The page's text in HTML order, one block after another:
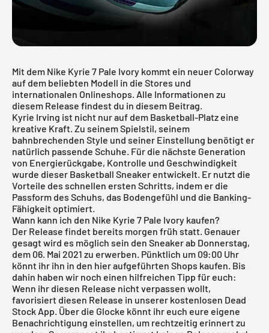
Mit dem Nike Kyrie 7 Pale Ivory kommt ein neuer Colorway
auf dem beliebten Modell in die Stores und
internationalen Onlineshops. Alle Informationen zu
diesem Release findest du in diesem Beitrag.
Kyrie Irving ist nicht nur auf dem Basketball-Platz eine
kreative Kraft. Zu seinem Spielstil, seinem
bahnbrechenden Style und seiner Einstellung benötigt er
natürlich passende Schuhe. Für die nächste Generation
von Energierückgabe, Kontrolle und Geschwindigkeit
wurde dieser Basketball Sneaker entwickelt. Er nutzt die
Vorteile des schnellen ersten Schritts, indem er die
Passform des Schuhs, das Bodengefühl und die Banking-
Fähigkeit optimiert.
Wann kann ich den Nike Kyrie 7 Pale Ivory kaufen?
Der Release findet bereits morgen früh statt. Genauer
gesagt wird es möglich sein den Sneaker ab Donnerstag,
dem 06. Mai 2021 zu erwerben. Pünktlich um 09:00 Uhr
könnt ihr ihn in den hier aufgeführten Shops kaufen. Bis
dahin haben wir noch einen hilfreichen Tipp für euch:
Wenn ihr diesen Release nicht verpassen wollt,
favorisiert diesen Release in unserer kostenlosen Dead
Stock App. Über die Glocke könnt ihr euch eure eigene
Benachrichtigung einstellen, um rechtzeitig erinnert zu